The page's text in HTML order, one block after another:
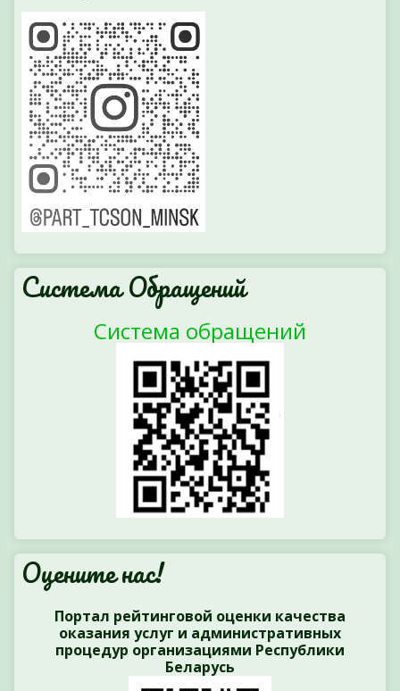
Система Обращений
Система обращений
Оцените нас!
Портал рейтинговой оценки качества
оказания услуг и административных
процедур организациями Республики
Беларусь